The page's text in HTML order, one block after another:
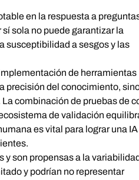
en la respuesta a
sola no puede garantizar la
susceptibilidad a sesgos y las
de herramientas
precisión del conocimiento,
combinación de pruebas de
de validación
es vital para lograr una IA
son propensas a la
y podrían no representar